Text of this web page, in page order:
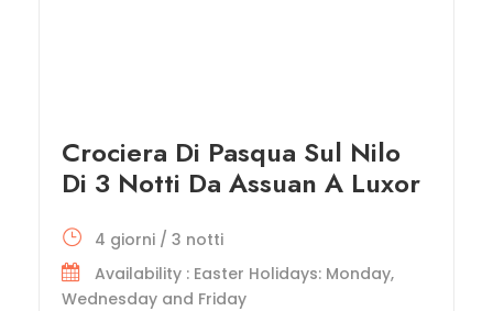
Crociera Di Pasqua Sul Nilo
Di 3 Notti Da Assuan A Luxor
4 giorni / 3 notti
Availability : Easter Holidays: Monday,
Wednesday and Friday